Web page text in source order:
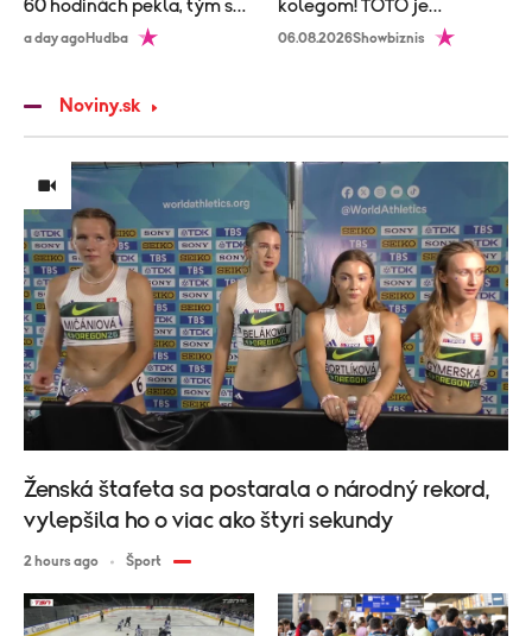
60 hodinách pekla, tým sa
to neskončilo
a day agoHudba
kolegom! TOTO je
vysvetlenie!
06.08.2026Showbiznis
Noviny.sk
Ženská štafeta sa postarala o národný rekord,
vylepšila ho o viac ako štyri sekundy
2 hours ago Šport